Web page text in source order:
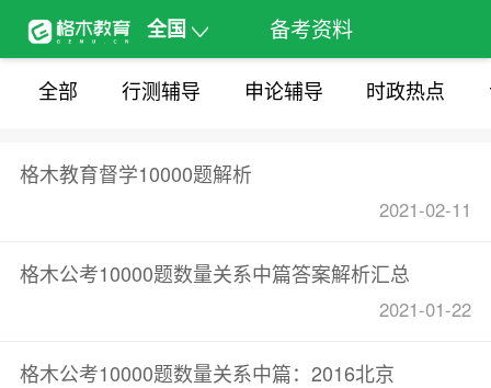
全国 备考资料
全部 行测辅导 申论辅导 时政热点
格木教育督学10000题解析
2021-02-11
格木公考10000题数量关系中篇答案解析汇总
2021-01-22
格木公考10000题数量关系中篇：2016北京